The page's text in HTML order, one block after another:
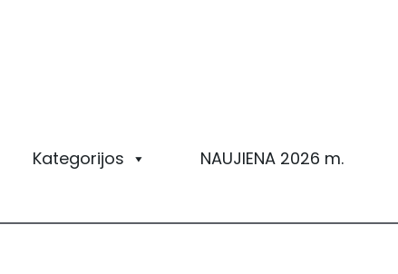
Kategorijos NAUJIENA 2026 m.